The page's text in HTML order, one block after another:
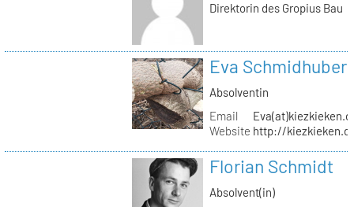
Direktorin des Gropius Bau
Eva Schmidhuber
Absolventin
Email
Website http://
Florian Schmidt
Absolvent(in)